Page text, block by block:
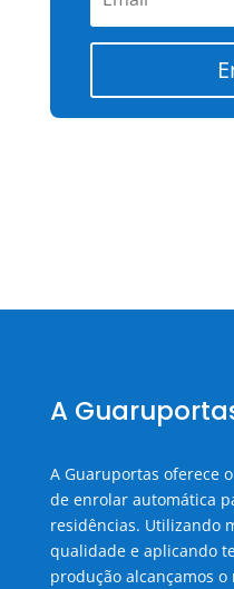
A
A Guaruportas oferece
de enrolar automática
residências. Utilizando
qualidade e aplicando
produção alcançamos